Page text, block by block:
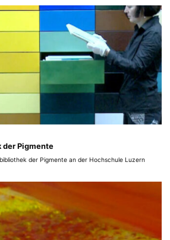
der Pigmente
der Pigmente an der Hochschule Luzern